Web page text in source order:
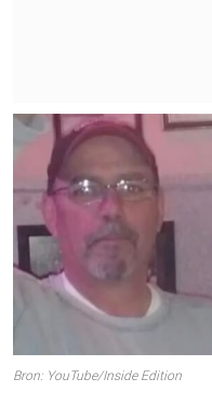
Bron: YouTube/Inside Edition